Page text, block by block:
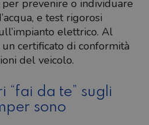
prevenire o individuare
e test rigorosi
elettrico. Al
certificato di conformità
del veicolo.
“fai da te” sugli
sono